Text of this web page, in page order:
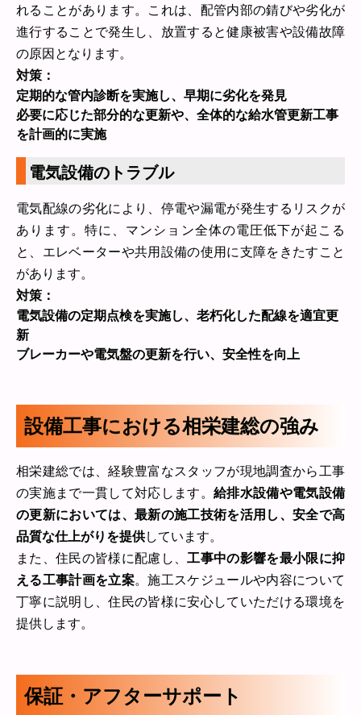
れることがあります。これは、配管内部の錆びや劣化が
進行することで発生し、放置すると健康被害や設備故障
の原因となります。
対策：
定期的な管内診断を実施し、早期に劣化を発見
必要に応じた部分的な更新や、全体的な給水管更新工事
を計画的に実施
電気設備のトラブル
電気配線の劣化により、停電や漏電が発生するリスクが
あります。特に、マンション全体の電圧低下が起こる
と、エレベーターや共用設備の使用に支障をきたすこと
があります。
対策：
電気設備の定期点検を実施し、老朽化した配線を適宜更
新
ブレーカーや電気盤の更新を行い、安全性を向上
設備工事における相栄建総の強み
相栄建総では、経験豊富なスタッフが現地調査から工事
の実施まで一貫して対応します。 給排水設備や電気設備
の更新においては、最新の施工技術を活用し、安全で高
品質な仕上がりを提供しています。
また、住民の皆様に配慮し、工事中の影響を最小限に抑
える工事計画を立案。施工スケジュールや内容について
丁寧に説明し、住民の皆様に安心していただける環境を
提供します。
保証・アフターサポート